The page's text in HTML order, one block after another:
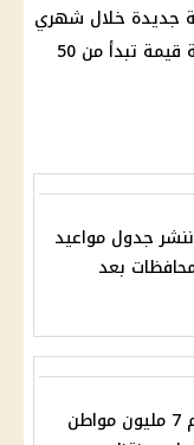
جديدة خلال شهري
يوليو وأغسطس 2024، تقدم جوائز نقدية قيمة تبدأ من 50
ننشر جدول مواعيد
بعد
حذف نهائي .. وقف دعم 7 مليون مواطن